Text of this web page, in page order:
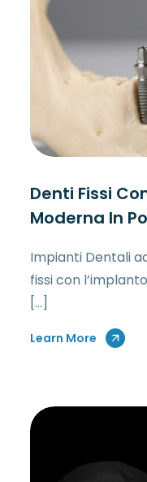
Denti Fissi
Moderna In
Impianti Dentali
fissi con
[…]
Learn More